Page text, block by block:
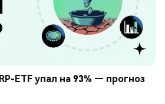
ETF упал на 93% — прогноз